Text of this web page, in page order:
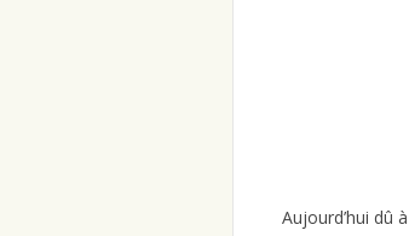
Aujourd’hui dû